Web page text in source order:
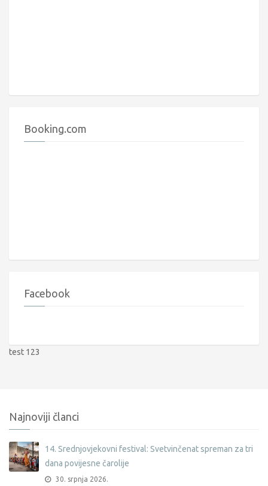
Booking.com
Facebook
test 123
Najnoviji članci
14. Srednjovjekovni festival: Svetvinčenat spreman za tri
dana povijesne čarolije
30. srpnja 2026.